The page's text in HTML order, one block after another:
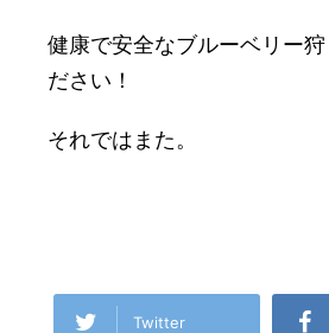
健康で安全なブルーベリー狩
ださい！
それではまた。
Twitter